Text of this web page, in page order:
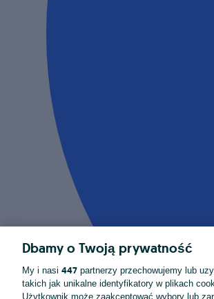
Dbamy o Twoją prywatność
My i nasi 447 partnerzy przechowujemy lub
takich jak unikalne identyfikatory w plikach
Użytkownik może zaakceptować wybory lub